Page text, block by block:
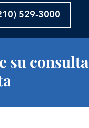
529-3000
su consulta